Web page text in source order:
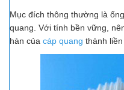
Mục đích thông thường là
quang. Với tính bền vững,
hàn của cáp quang thành